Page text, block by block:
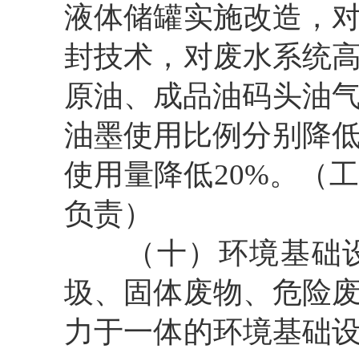
液体储罐实施改造，
封技术，对废水系统
原油、成品油码头油
油墨使用比例分别降
使用量降低20%。（
负责）
（十）环境基础设
圾、固体废物、危险
力于一体的环境基础